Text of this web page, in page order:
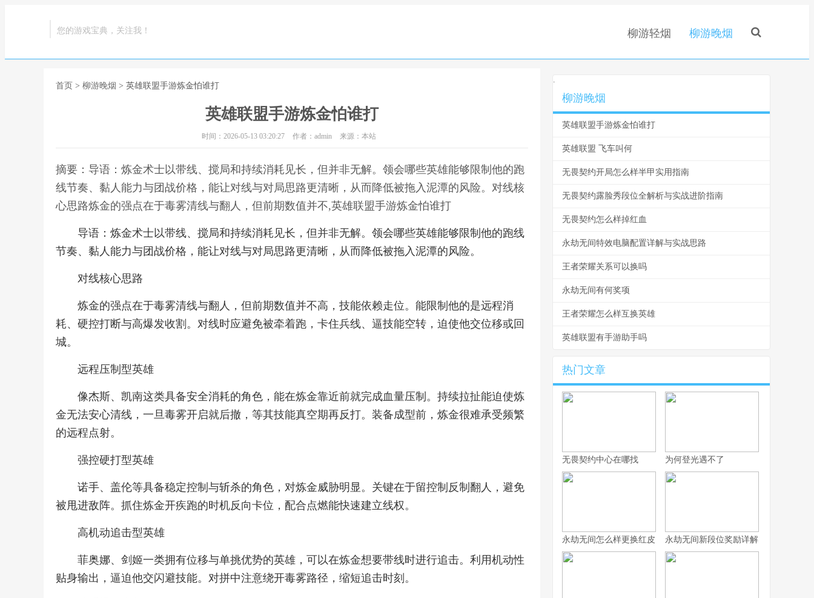
您的游戏宝典，关注我！ 柳游轻烟 柳游晚烟
首页 > 柳游晚烟 > 英雄联盟手游炼金怕谁打
英雄联盟手游炼金怕谁打
时间：2026-05-13 03:20:27 作者：admin 来源：本站
摘要：导语：炼金术士以带线、搅局和持续消耗见长，但并非无解。领会哪些英雄能够限制他的跑
线节奏、黏人能力与团战价格，能让对线与对局思路更清晰，从而降低被拖入泥潭的风险。对线核
心思路炼金的强点在于毒雾清线与翻人，但前期数值并不,英雄联盟手游炼金怕谁打
导语：炼金术士以带线、搅局和持续消耗见长，但并非无解。领会哪些英雄能够限制他的跑线
节奏、黏人能力与团战价格，能让对线与对局思路更清晰，从而降低被拖入泥潭的风险。
对线核心思路
炼金的强点在于毒雾清线与翻人，但前期数值并不高，技能依赖走位。能限制他的是远程消
耗、硬控打断与高爆发收割。对线时应避免被牵着跑，卡住兵线、逼技能空转，迫使他交位移或回
城。
远程压制型英雄
像杰斯、凯南这类具备安全消耗的角色，能在炼金靠近前就完成血量压制。持续拉扯能迫使炼
金无法安心清线，一旦毒雾开启就后撤，等其技能真空期再反打。装备成型前，炼金很难承受频繁
的远程点射。
强控硬打型英雄
诺手、盖伦等具备稳定控制与斩杀的角色，对炼金威胁明显。关键在于留控制反制翻人，避免
被甩进敌阵。抓住炼金开疾跑的时机反向卡位，配合点燃能快速建立线权。
高机动追击型英雄
菲奥娜、剑姬一类拥有位移与单挑优势的英雄，可以在炼金想要带线时进行追击。利用机动性
贴身输出，逼迫他交闪避技能。对拼中注意绕开毒雾路径，缩短追击时刻。
.
柳游晚烟
英雄联盟手游炼金怕谁打
英雄联盟 飞车叫何
无畏契约开局怎么样半甲实用指南
无畏契约露脸秀段位全解析与实战进阶指南
无畏契约怎么样掉红血
永劫无间特效电脑配置详解与实战思路
王者荣耀关系可以换吗
永劫无间有何奖项
王者荣耀怎么样互换英雄
英雄联盟有手游助手吗
热门文章
无畏契约中心在哪找 为何登光遇不了
永劫无间怎么样更换红皮 永劫无间新段位奖励详解